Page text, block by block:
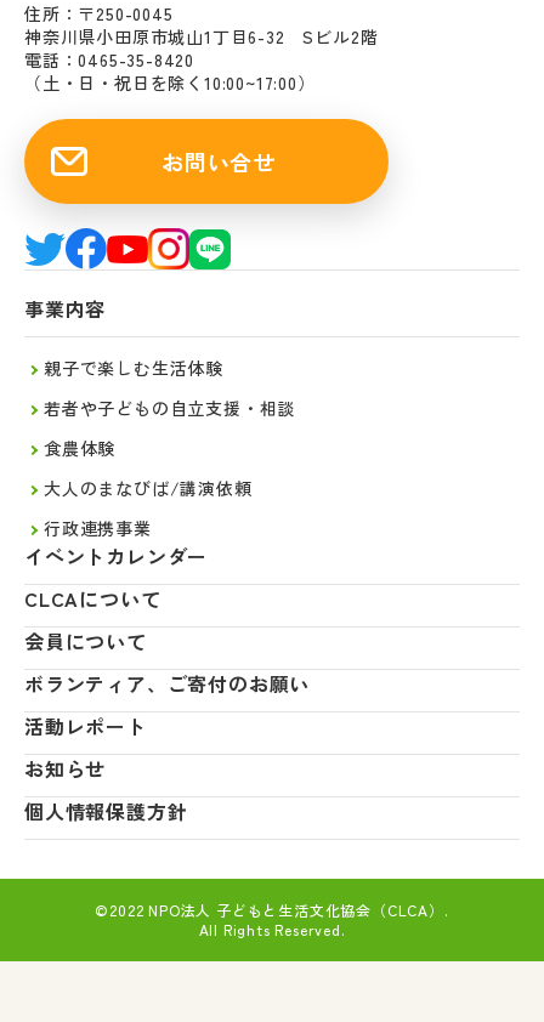
住所：〒250-0045
神奈川県小田原市城山1丁目6-32 Sビル2階
電話：0465-35-8420
（土・日・祝日を除く10:00~17:00）
お問い合せ
事業内容
親子で楽しむ生活体験
若者や子どもの自立支援・相談
食農体験
大人のまなびば/講演依頼
行政連携事業
イベントカレンダー
CLCAについて
会員について
ボランティア、ご寄付のお願い
活動レポート
お知らせ
個人情報保護方針
©2022 NPO法人 子どもと生活文化協会（CLCA）.
All Rights Reserved.